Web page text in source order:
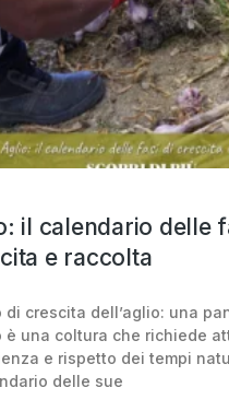
il calendario delle
e raccolta
di crescita dell’aglio: una
è una coltura che richiede
e rispetto dei tempi
delle sue